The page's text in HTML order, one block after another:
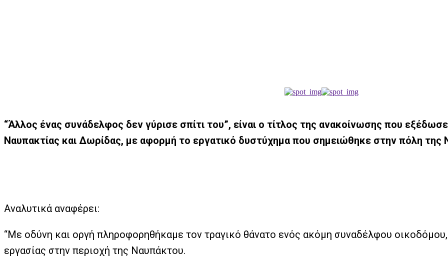
“Άλλος ένας συνάδελφος δεν γύρισε σπίτι του”, είναι ο τίτλος της ανακοίνωσης που
Ναυπακτίας και Δωρίδας, με αφορμή το εργατικό δυστύχημα που σημειώθηκε στην πόλη
Αναλυτικά αναφέρει:
“Με οδύνη και οργή πληροφορηθήκαμε τον τραγικό θάνατο ενός ακόμη συναδέλφου
εργασίας στην περιοχή της Ναυπάκτου.